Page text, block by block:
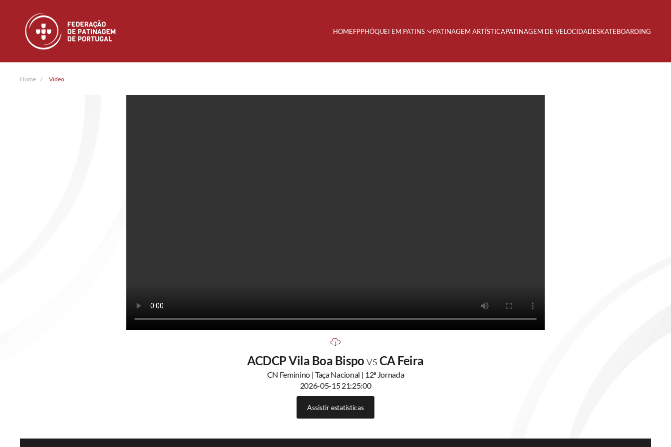
Skip to main content HOMEFPPHÓQUEI EM PATINS PATINAGEM ARTÍSTICAPATINAGEM DE VELOCIDADESKATEBOARDING
Home Video
ACDCP Vila Boa BispovsCA Feira
CN Feminino | Taça Nacional | 12ª Jornada
2026-05-15 21:25:00
Assistir estatísticas